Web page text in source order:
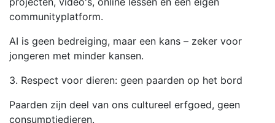
communityplatform.
AI is geen bedreiging, maar een kans – zeker voor
jongeren met minder kansen.
3. Respect voor dieren: geen paarden op het bord
Paarden zijn deel van ons cultureel erfgoed, geen
consumptiedieren.